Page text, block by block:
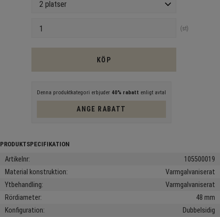
st
KÖP
Denna produktkategori erbjuder 40% rabatt enligt avtal
ANGE RABATT
Artikelnr
105500019
Material konstruktion
Varmgalvaniserat
Ytbehandling
Varmgalvaniserat
Rördiameter
48 mm
Konfiguration
Dubbelsidig